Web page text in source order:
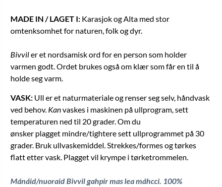
MADE IN / LAGET I: Karasjok og Alta med stor
omtenksomhet for naturen, folk og dyr.
Bivviler et nordsamisk ord for en person som holder
varmen godt. Ordet brukes også om klær som får en til å
holde seg varm.
VASK: Ull er et naturmateriale og renser seg selv, håndvask
ved behov. Kanvaskes i maskinen på ullprogram, sett
temperaturen ned til 20 grader. Om du
ønsker plagget mindre/tightere sett ullprogrammet på 30
grader. Bruk ullvaskemiddel. Strekkes/formes og tørkes
flatt etter vask. Plagget vil krympe i tørketrommelen.
Mánáid/nuoraid Bivvil gahpir mas lea máhcci. 100%